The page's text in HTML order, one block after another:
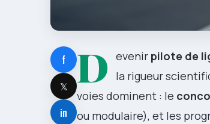
f
𝕏
in
D evenir pilote de
la rigueur
voies dominent : le
ou modulaire), et les